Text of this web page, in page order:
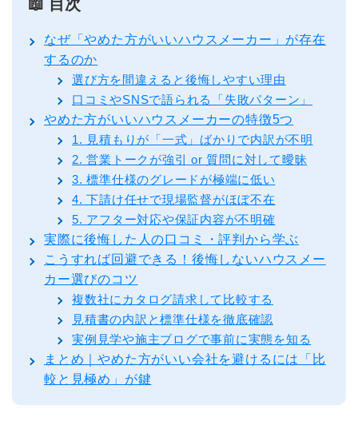
📖 目次
なぜ「やめた方がいいハウスメーカー」が存在
するのか
選び方を間違えると後悔しやすい理由
口コミやSNSで語られる「失敗パターン」
やめた方がいいハウスメーカーの特徴5つ
1. 見積もりが「一式」ばかりで内訳が不明
2. 営業トークが強引 or 質問に対して曖昧
3. 標準仕様のグレードが極端に低い
4. 下請け任せで現場監督がほぼ不在
5. アフター対応や保証内容が不明確
実際に後悔した人の口コミ・評判から学ぶ
こうすれば回避できる！後悔しないハウスメー
カー選びのコツ
複数社にカタログ請求して比較する
見積書の内訳と標準仕様を徹底確認
実例見学や施主ブログで事前に実態を知る
まとめ｜やめた方がいい会社を避けるには「比
較と見極め」が鍵